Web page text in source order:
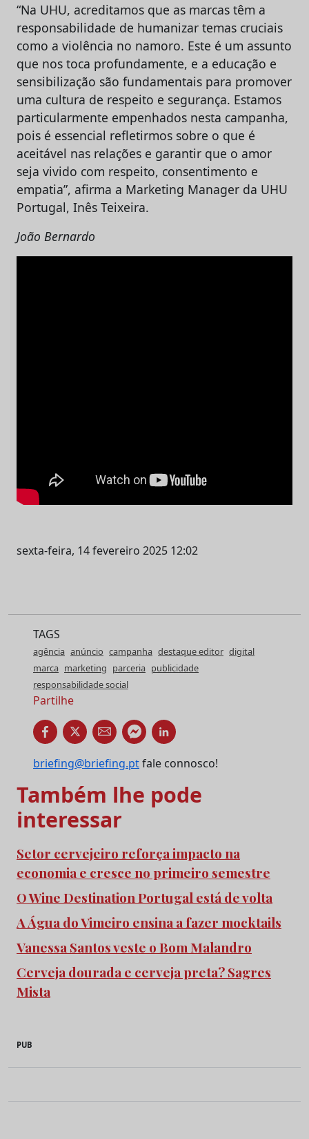
“Na UHU, acreditamos que as marcas têm a
responsabilidade de humanizar temas cruciais
como a violência no namoro. Este é um assunto
que nos toca profundamente, e a educação e
sensibilização são fundamentais para promover
uma cultura de respeito e segurança. Estamos
particularmente empenhados nesta campanha,
pois é essencial refletirmos sobre o que é
aceitável nas relações e garantir que o amor
seja vivido com respeito, consentimento e
empatia”, afirma a Marketing Manager da UHU
Portugal, Inês Teixeira.
João Bernardo
sexta-feira, 14 fevereiro 2025 12:02
TAGS
agência anúncio campanha destaque editor digital
marca marketing parceria publicidade
responsabilidade social
Partilhe
briefing@briefing.ptfale connosco!
Também lhe pode
interessar
Setor cervejeiro reforça impacto na
economia e cresce no primeiro semestre
O Wine Destination Portugal está de volta
A Água do Vimeiro ensina a fazer mocktails
Vanessa Santos veste o Bom Malandro
Cerveja dourada e cerveja preta? Sagres
Mista
PUB